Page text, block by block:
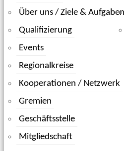
Über uns / Ziele & Aufgaben
Qualifizierung
Events
Regionalkreise
Kooperationen / Netzwerk
Gremien
Geschäftsstelle
Mitgliedschaft